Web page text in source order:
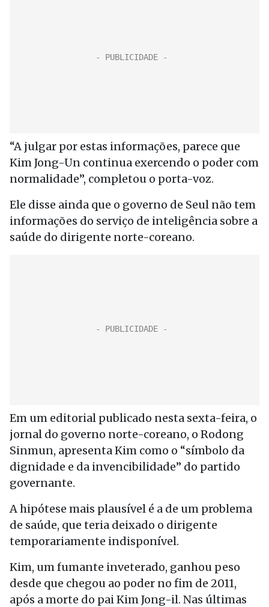
“A julgar por estas informações, parece que
Kim Jong-Un continua exercendo o poder com
normalidade”, completou o porta-voz.
Ele disse ainda que o governo de Seul não tem
informações do serviço de inteligência sobre a
saúde do dirigente norte-coreano.
Em um editorial publicado nesta sexta-feira, o
jornal do governo norte-coreano, o Rodong
Sinmun, apresenta Kim como o “símbolo da
dignidade e da invencibilidade” do partido
governante.
A hipótese mais plausível é a de um problema
de saúde, que teria deixado o dirigente
temporariamente indisponível.
Kim, um fumante inveterado, ganhou peso
desde que chegou ao poder no fim de 2011,
após a morte do pai Kim Jong-il. Nas últimas